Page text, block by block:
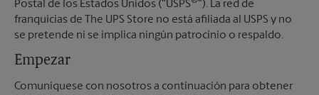
Postal de los Estados Unidos ("USPS
"). La red de
franquicias de The UPS Store no está afiliada al USPS y no
se pretende ni se implica ningún patrocinio o respaldo.
Empezar
Comuníquese con nosotros a continuación para obtener